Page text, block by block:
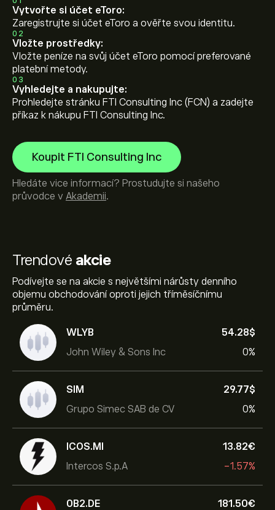
Trendové akcie
Podívejte se na akcie s největšími nárůsty denního
objemu obchodování oproti jejich tříměsíčnímu
průměru.
WLYB
John Wiley & Sons Inc
54.28‎$‎
0%
SIM
Grupo Simec SAB de CV
29.77‎$‎
0%
ICOS.MI
Intercos S.p.A
13.82‎€‎
-1.57%
0B2.DE
181.50‎€‎
Vytvořte si účet eToro:
Zaregistrujte si účet eToro a ověřte svou identitu.
02
Vložte prostředky:
Vložte peníze na svůj účet eToro pomocí preferované
platební metody.
03
Vyhledejte a nakupujte:
Prohledejte stránku FTI Consulting Inc (FCN) a zadejte
příkaz k nákupu FTI Consulting Inc.
Koupit FTI Consulting Inc
Hledáte vice informací? Prostudujte si našeho
průvodce v Akademii.